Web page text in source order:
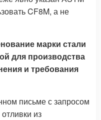
CF8M, а не
марки стали
для производства
и требования
письме с запросом
из